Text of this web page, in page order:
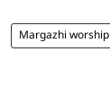
Margazhi worship